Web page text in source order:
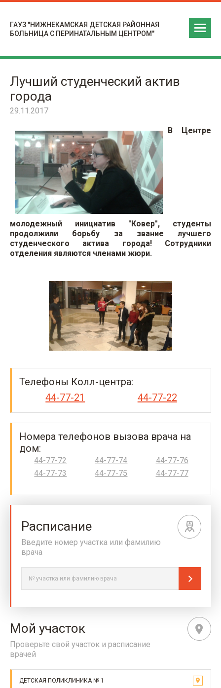
ГАУЗ "НИЖНЕКАМСКАЯ ДЕТСКАЯ РАЙОННАЯ
БОЛЬНИЦА С ПЕРИНАТАЛЬНЫМ ЦЕНТРОМ"
Лучший студенческий актив
города
29.11.2017
В Центре
молодежный инициатив "Ковер", студенты
продолжили борьбу за звание лучшего
студенческого актива города! Сотрудники
отделения являются членами жюри.
Телефоны Колл-центра:
44-77-21
44-77-22
Номера телефонов вызова врача на
дом:
44-77-72
44-77-73
44-77-74
44-77-75
44-77-76
44-77-77
Расписание
Введите номер участка или фамилию
врача
Мой участок
Проверьте свой участок и расписание
врачей
ДЕТСКАЯ ПОЛИКЛИНИКА № 1